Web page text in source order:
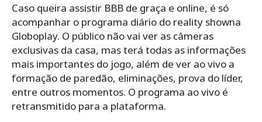
Caso queira assistir BBB de graça e online, é só
acompanhar o programa diário do reality showna
Globoplay. O público não vai ver as câmeras
exclusivas da casa, mas terá todas as informações
mais importantes do jogo, além de ver ao vivo a
formação de paredão, eliminações, prova do líder,
entre outros momentos. O programa ao vivo é
retransmitido para a plataforma.